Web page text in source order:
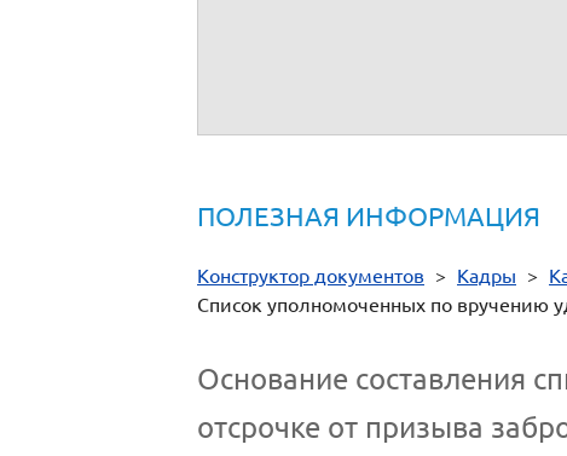
ПОЛЕЗНАЯ ИНФОРМАЦИЯ
Конструктор документов > Кадры >
Список уполномоченных по вручению
Основание составления
отсрочке от призыва